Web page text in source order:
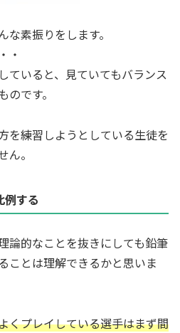
素振りをします。
・
ていると、見ていてもバランス
です。
を練習しようとしている生徒を
ん。
例する
論的なことを抜きにしても鉛筆
ことは理解できるかと思いま
くプレイしている選手はまず間